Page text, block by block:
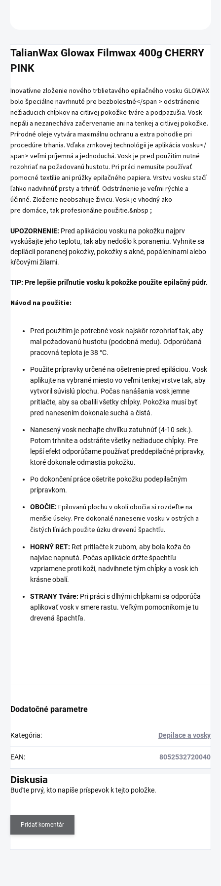
TalianWax Glowax Filmwax 400g CHERRY
PINK
Inovatívne zloženie nového trblietavého epilačného vosku GLOWAX
bolo špeciálne navrhnuté pre bezbolestné</span > odstránenie
nežiaducich chĺpkov na citlivej pokožke tváre a podpazušia. Vosk
nepáli a nezanecháva začervenanie ani na tenkej a citlivej pokožke.
Prírodné oleje vytvára maximálnu ochranu a extra pohodlie pri
procedúre trhania. Vďaka zrnkovej technológii je aplikácia vosku</
span> veľmi príjemná a jednoduchá. Vosk je pred použitím nutné
rozohriať na požadovanú hustotu. Pri práci nemusíte používať
pomocné textílie ani prúžky epilačného papiera. Vrstvu vosku stačí
ľahko nadvihnúť prsty a trhnúť. Odstránenie je veľmi rýchle a
účinné. Zloženie neobsahuje živicu. Vosk je vhodný ako
pre domáce, tak profesionálne použitie.&nbsp ;
UPOZORNENIE: Pred aplikáciou vosku na pokožku najprv
vyskúšajte jeho teplotu, tak aby nedošlo k poraneniu. Vyhnite sa
depilácii poranenej pokožky, pokožky s akné, popáleninami alebo
kŕčovými žilami.
TIP: Pre lepšie priľnutie vosku k pokožke použite epilačný púdr.
Návod na použitie:
Pred použitím je potrebné vosk najskôr rozohriať tak, aby
mal požadovanú hustotu (podobná medu). Odporúčaná
pracovná teplota je 38 °C.
Použite prípravky určené na ošetrenie pred epiláciou. Vosk
aplikujte na vybrané miesto vo veľmi tenkej vrstve tak, aby
vytvoril súvislú plochu. Počas nanášania vosk jemne
pritlačte, aby sa obalili všetky chĺpky. Pokožka musí byť
pred nanesením dokonale suchá a čistá.
Nanesený vosk nechajte chvíľku zatuhnúť (4-10 sek.).
Potom trhnite a odstráňte všetky nežiaduce chĺpky. Pre
lepší efekt odporúčame používať preddepilačné prípravky,
ktoré dokonale odmastia pokožku.
Po dokončení práce ošetrite pokožku podepilačným
prípravkom.
OBOČIE: Epilovanú plochu v okolí obočia si rozdeľte na
menšie úseky. Pre dokonalé nanesenie vosku v ostrých a
čistých líniách použite úzku drevenú špachtľu.
HORNÝ RET: Ret pritlačte k zubom, aby bola koža čo
najviac napnutá. Počas aplikácie držte špachtľu
vzpriamene proti koži, nadvihnete tým chĺpky a vosk ich
krásne obalí.
STRANY Tváre: Pri práci s dlhými chĺpkami sa odporúča
aplikovať vosk v smere rastu. Veľkým pomocníkom je tu
drevená špachtľa.
Dodatočné parametre
Kategória: Depilace a vosky
EAN: 8052532720040
Diskusia
Buďte prvý, kto napíše príspevok k tejto položke.
Pridať komentár